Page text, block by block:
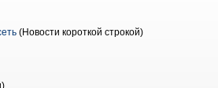
(Новости короткой строкой)